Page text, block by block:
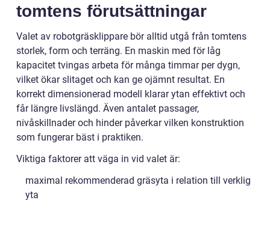
tomtens förutsättningar
Valet av robotgräsklippare bör alltid utgå från tomtens
storlek, form och terräng. En maskin med för låg
kapacitet tvingas arbeta för många timmar per dygn,
vilket ökar slitaget och kan ge ojämnt resultat. En
korrekt dimensionerad modell klarar ytan effektivt och
får längre livslängd. Även antalet passager,
nivåskillnader och hinder påverkar vilken konstruktion
som fungerar bäst i praktiken.
Viktiga faktorer att väga in vid valet är:
maximal rekommenderad gräsyta i relation till verklig
yta